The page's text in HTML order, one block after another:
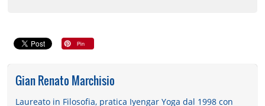
Gian Renato Marchisio
Laureato in Filosofia, pratica Iyengar Yoga dal 1998 con